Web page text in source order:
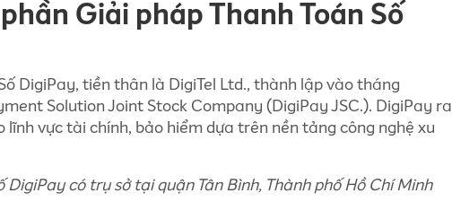
Giải pháp Thanh Toán Số
DigiPay, tiền thân là DigiTel Ltd., thành lập vào tháng
Solution Joint Stock Company (DigiPay JSC.). DigiPay ra
vực tài chính, bảo hiểm dựa trên nền tảng công nghệ xu
có trụ sở tại quận Tân Bình, Thành phố Hồ Chí Minh